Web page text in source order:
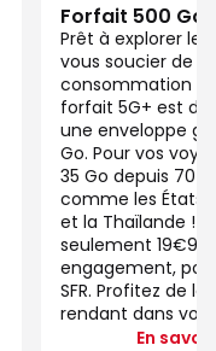
Forfait 500 Go
Prêt à explorer le
vous soucier de
consommation
forfait 5G+ est
une enveloppe
Go. Pour vos
35 Go depuis 70
comme les États-
et la Thaïlande !
seulement
engagement,
SFR. Profitez de
rendant dans
En